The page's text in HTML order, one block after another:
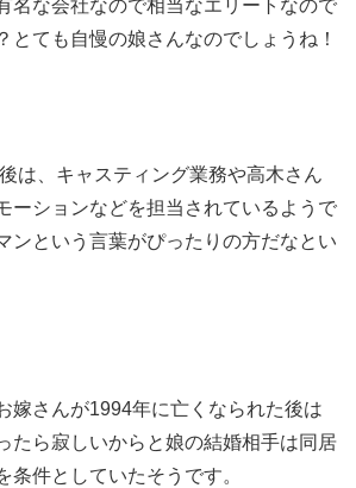
名な会社なので相当なエリートなので
とても自慢の娘さんなのでしょうね！
は、キャスティング業務や高木さん
ーションなどを担当されているようで
ンという言葉がぴったりの方だなとい
嫁さんが1994年に亡くなられた後は
たら寂しいからと娘の結婚相手は同居
条件としていたそうです。